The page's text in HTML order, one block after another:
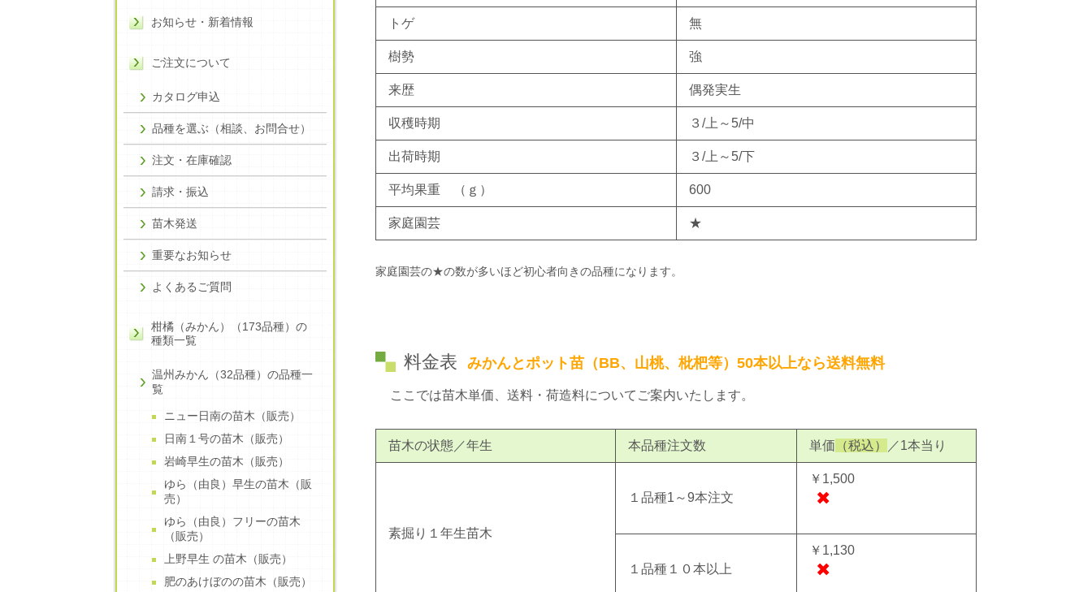
トゲ 無
樹勢 強
来歴 偶発実生
収穫時期 ３/上～5/中
出荷時期 ３/上～5/下
平均果重 （ｇ） 600
家庭園芸 ★
家庭園芸の★の数が多いほど初心者向きの品種になります。
料金表 みかんとポット苗（BB、山桃、枇杷等）50本以上なら送料無料
ここでは苗木単価、送料・荷造料についてご案内いたします。
苗木の状態／年生 本品種注文数 単価 （税込） ／1本当り
素掘り １年生苗木
１品種1～9本注文
￥1,500
✖
１品種１０本以上
￥1,130
✖
お知らせ・新着情報
ご注文について
カタログ申込
品種を選ぶ（相談、お問合せ）
注文・在庫確認
請求・振込
苗木発送
重要なお知らせ
よくあるご質問
柑橘（みかん）（173品種）の
種類一覧
温州みかん（32品種）の品種一
覧
ニュー日南の苗木（販売）
日南１号の苗木（販売）
岩崎早生の苗木（販売）
ゆら（由良）早生の苗木（販
売）
ゆら（由良）フリーの苗木
（販売）
上野早生 の苗木（販売）
肥のあけぼのの苗木（販売）